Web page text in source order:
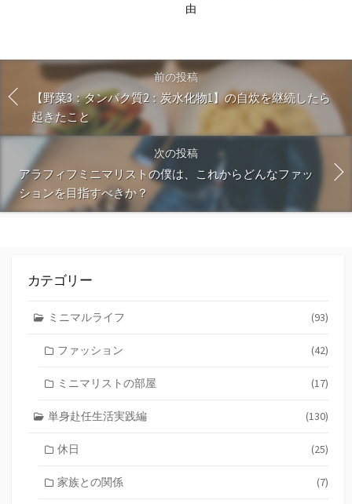
由
前の投稿
【野菜3：タンパク質2：炭水化物1】の自炊を継続したら
起きたこと
次の投稿
アラフィフミニマリストの僕は、これからどんなファッ
ションを目指すべきか？
カテゴリー
ミニマルライフ (93)
ファッション (42)
ミニマリストの部屋 (17)
単身赴任生活実践編 (130)
休日 (25)
家族との関係 (7)